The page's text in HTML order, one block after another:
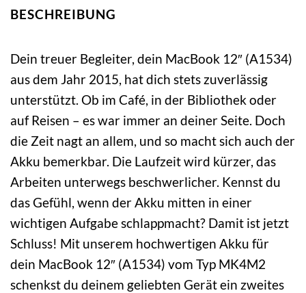
BESCHREIBUNG
Dein treuer Begleiter, dein MacBook 12″ (A1534)
aus dem Jahr 2015, hat dich stets zuverlässig
unterstützt. Ob im Café, in der Bibliothek oder
auf Reisen – es war immer an deiner Seite. Doch
die Zeit nagt an allem, und so macht sich auch der
Akku bemerkbar. Die Laufzeit wird kürzer, das
Arbeiten unterwegs beschwerlicher. Kennst du
das Gefühl, wenn der Akku mitten in einer
wichtigen Aufgabe schlappmacht? Damit ist jetzt
Schluss! Mit unserem hochwertigen Akku für
dein MacBook 12″ (A1534) vom Typ MK4M2
schenkst du deinem geliebten Gerät ein zweites